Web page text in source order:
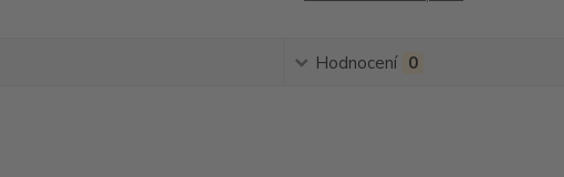
Hodnocení 0